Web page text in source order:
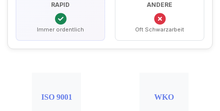
RAPID
Immer ordentlich
ANDERE
Oft Schwarzarbeit